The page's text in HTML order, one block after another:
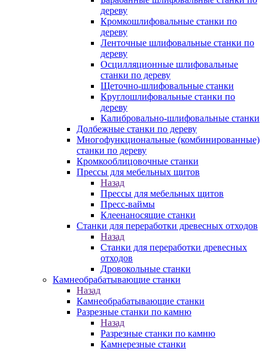
дереву
Кромкошлифовальные станки по
дереву
Ленточные шлифовальные станки по
дереву
Осцилляционные шлифовальные
станки по дереву
Щеточно-шлифовальные станки
Круглошлифовальные станки по
дереву
Калибровально-шлифовальные станки
Долбежные станки по дереву
Многофункциональные (комбинированные)
станки по дереву
Кромкооблицовочные станки
Прессы для мебельных щитов
Назад
Прессы для мебельных щитов
Пресс-ваймы
Клеенаносящие станки
Станки для переработки древесных отходов
Назад
Станки для переработки древесных
отходов
Дровокольные станки
Камнеобрабатывающие станки
Назад
Камнеобрабатывающие станки
Разрезные станки по камню
Назад
Разрезные станки по камню
Камнерезные станки